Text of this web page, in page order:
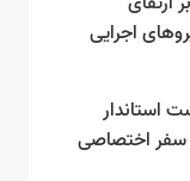
اجرایی
استاندار
سفر اختصاصی